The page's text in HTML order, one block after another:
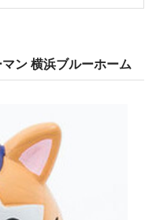
ン 横浜ブルーホーム